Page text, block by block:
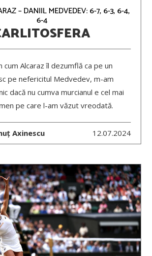
– DANIIL MEDVEDEV: 6-7, 6-3, 6-4,
6-4
cum Alcaraz îl dezumflă ca pe un
pe nefericitul Medvedev, m-am
dacă nu cumva murcianul e cel mai
pe care l-am văzut vreodată.
Axinescu 12.07.2024